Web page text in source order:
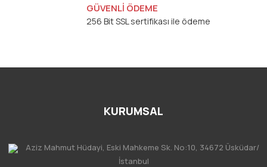
GÜVENLİ ÖDEME
256 Bit SSL sertifikası ile ödeme
KURUMSAL
Aziz Mahmut Hüdayi, Eski Mahkeme Sk. No:10, 34672 Üsküdar/
İstanbul